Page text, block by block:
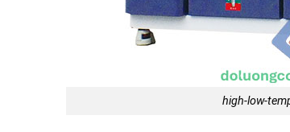
high-low-